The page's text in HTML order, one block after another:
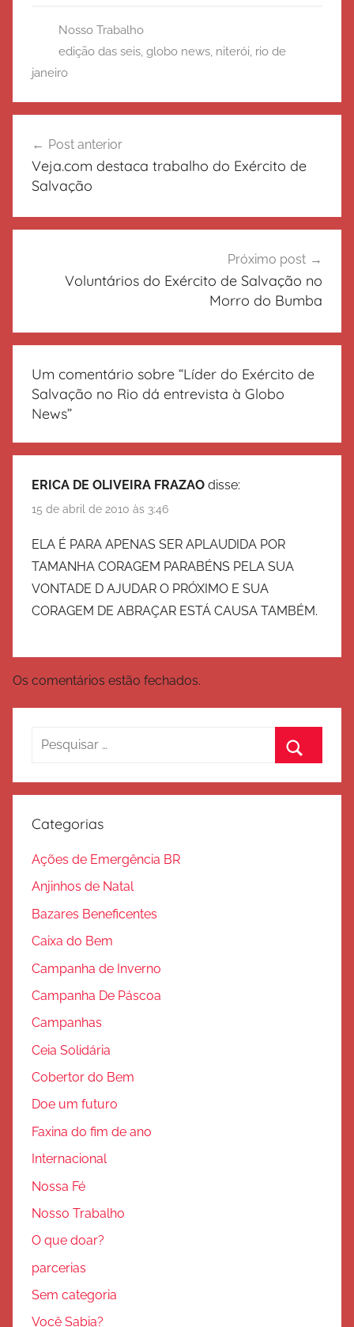
Nosso Trabalho
edição das seis globo news niterói rio de
janeiro
de
Post
Post anterior
Veja.com destaca trabalho do Exército de
Salvação
Próximo post
Voluntários do Exército de Salvação no
Morro do Bumba
Um comentário sobre “Líder do Exército de
Salvação no Rio dá entrevista à Globo
News”
ERICA DE OLIVEIRA FRAZAO disse:
15 de abril de 2010 às 3:46
ELA É PARA APENAS SER APLAUDIDA POR
TAMANHA CORAGEM PARABÉNS PELA SUA
VONTADE D AJUDAR O PRÓXIMO E SUA
CORAGEM DE ABRAÇAR ESTÁ CAUSA TAMBÉM.
Os comentários estão fechados.
Pesquisar
Categorias
Ações de Emergência BR
Anjinhos de Natal
Bazares Beneficentes
Caixa do Bem
Campanha de Inverno
Campanha De Páscoa
Campanhas
Ceia Solidária
Cobertor do Bem
Doe um futuro
Faxina do fim de ano
Internacional
Nossa Fé
Nosso Trabalho
O que doar?
parcerias
Sem categoria
Você Sabia?